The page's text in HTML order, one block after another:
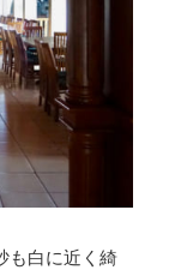
も白に近く綺